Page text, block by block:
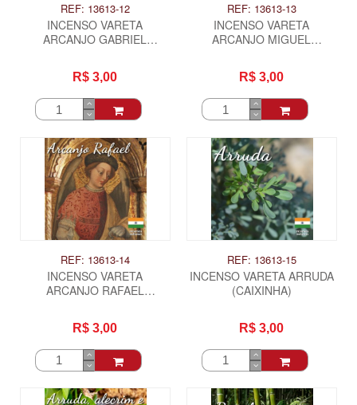
REF: 13613-12
INCENSO VARETA
ARCANJO GABRIEL
R$ 3,00
REF: 13613-13
INCENSO VARETA
ARCANJO MIGUEL
R$ 3,00
REF: 13613-14
INCENSO VARETA
ARCANJO RAFAEL
R$ 3,00
REF: 13613-15
INCENSO VARETA ARRUDA
(CAIXINHA)
R$ 3,00